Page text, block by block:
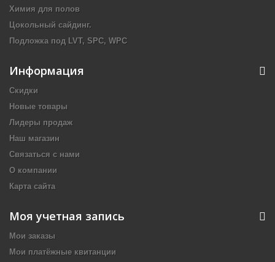
Химия для полов
Цокольный сайдинг.
Подложка под LVT, SPC, WPC
Информация
Скидки
Новые товары
Лидеры продаж
Наш магазин
Связаться с нами
О компании
Карта сайта
Моя учетная запись
Мои заказы
Мои платёжные квитанции